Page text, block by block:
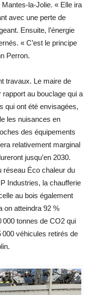
la-Jolie. « Elle ira
avec une perte de
Ensuite, l’énergie
« C’est le principe
Perron.
travaux. Le maire de
au bouclage qui a
qui ont été envisagées,
les nuisances en
des équipements
relativement marginal
jusqu’en 2030.
réseau Éco chaleur du
Industries, la chaufferie
au bois également
on atteindra 92 %
000 tonnes de CO2 qui
véhicules retirés de